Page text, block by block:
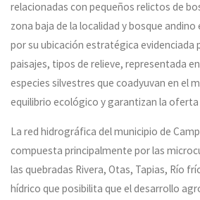
relacionadas con pequeños relictos de
zona baja de la localidad y bosque
por su ubicación estratégica evidenciada
paisajes, tipos de relieve, representada
especies silvestres que coadyuvan en el
equilibrio ecológico y garantizan la oferta
La red hidrográfica del municipio de
compuesta principalmente por las
las quebradas Rivera, Otas, Tapias, Río
hídrico que posibilita que el desarrollo